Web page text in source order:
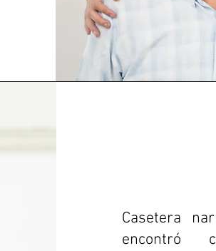
Casetera
encontró